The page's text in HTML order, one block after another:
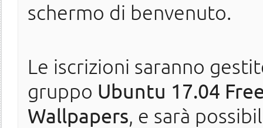
schermo di benvenuto.
Le iscrizioni saranno
gruppo Ubuntu 17.04
Wallpapers, e sarà